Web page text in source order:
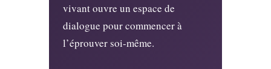
vivant ouvre un espace de
dialogue pour commencer à
l’éprouver soi-même.